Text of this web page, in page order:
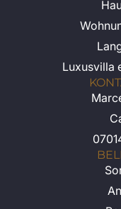
Luxusvilla